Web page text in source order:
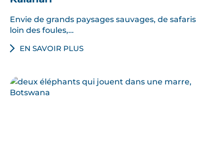
Envie de grands paysages sauvages, de safaris
loin des foules,…
EN SAVOIR PLUS